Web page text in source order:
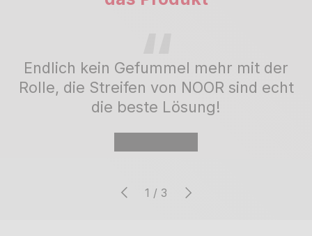
Endlich kein Gefummel mehr mit der
Rolle, die Streifen von NOOR sind echt
die beste Lösung!
Vorherige
1 / von
3 Nächste